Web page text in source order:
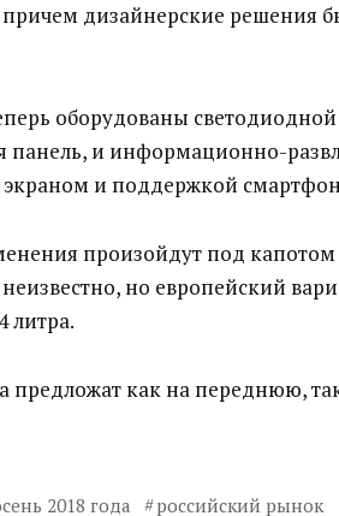
причем дизайнерские решения
оборудованы светодиодной
панель, и информационно-
и поддержкой
произойдут под капотом
но европейский
литра.
предложат как на переднюю,
2018 года российский рынок